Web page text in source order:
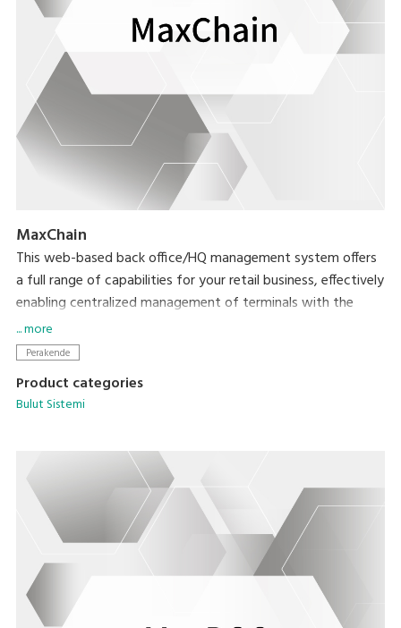
MaxChain
This web-based back office/HQ management system offers
a full range of capabilities for your retail business, effectively
enabling centralized management of terminals with the
MaxPOS application.
... more
Perakende
Product categories
Bulut Sistemi